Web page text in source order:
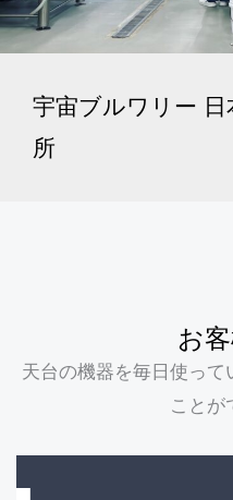
宇宙ブルワリー
所
お
天台の機器を毎日使って
ことが